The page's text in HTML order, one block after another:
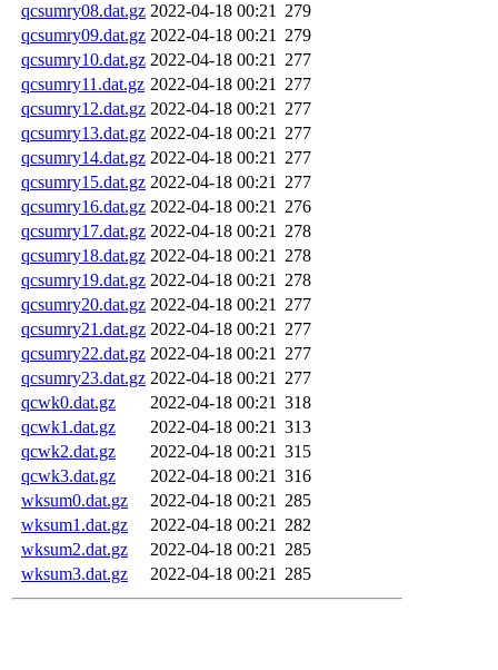
qcsumry08.dat.gz 2022-04-18 00:21 279
qcsumry09.dat.gz 2022-04-18 00:21 279
qcsumry10.dat.gz 2022-04-18 00:21 277
qcsumry11.dat.gz 2022-04-18 00:21 277
qcsumry12.dat.gz 2022-04-18 00:21 277
qcsumry13.dat.gz 2022-04-18 00:21 277
qcsumry14.dat.gz 2022-04-18 00:21 277
qcsumry15.dat.gz 2022-04-18 00:21 277
qcsumry16.dat.gz 2022-04-18 00:21 276
qcsumry17.dat.gz 2022-04-18 00:21 278
qcsumry18.dat.gz 2022-04-18 00:21 278
qcsumry19.dat.gz 2022-04-18 00:21 278
qcsumry20.dat.gz 2022-04-18 00:21 277
qcsumry21.dat.gz 2022-04-18 00:21 277
qcsumry22.dat.gz 2022-04-18 00:21 277
qcsumry23.dat.gz 2022-04-18 00:21 277
qcwk0.dat.gz
2022-04-18 00:21 318
qcwk1.dat.gz
2022-04-18 00:21 313
qcwk2.dat.gz
2022-04-18 00:21 315
qcwk3.dat.gz
2022-04-18 00:21 316
wksum0.dat.gz
2022-04-18 00:21 285
wksum1.dat.gz
2022-04-18 00:21 282
wksum2.dat.gz
2022-04-18 00:21 285
wksum3.dat.gz
2022-04-18 00:21 285